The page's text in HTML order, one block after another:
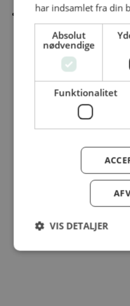
Persondatapolitik
© Dansk Cater A/
har indsamlet fra din
Absolut
nødvendige
Funktionalitet
VIS DETALJER